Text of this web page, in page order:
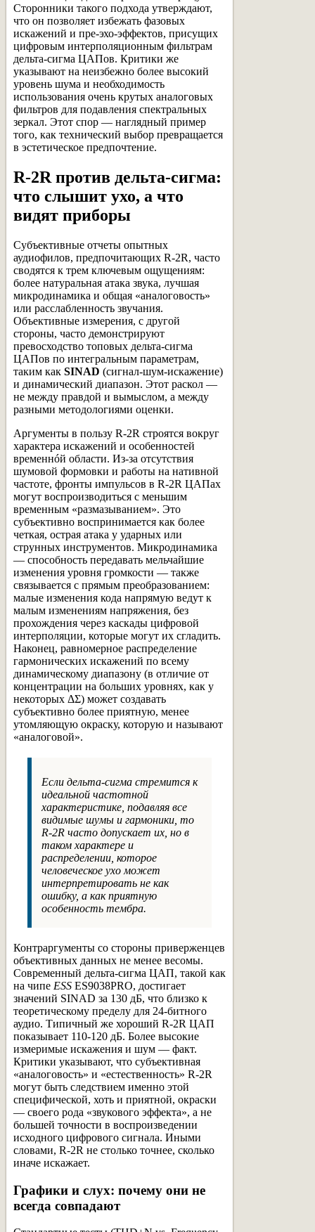
Сторонники такого подхода утверждают,
что он позволяет избежать фазовых
искажений и пре-эхо-эффектов, присущих
цифровым интерполяционным фильтрам
дельта-сигма ЦАПов. Критики же
указывают на неизбежно более высокий
уровень шума и необходимость
использования очень крутых аналоговых
фильтров для подавления спектральных
зеркал. Этот спор — наглядный пример
того, как технический выбор превращается
в эстетическое предпочтение.
R-2R против дельта-сигма:
что слышит ухо, а что
видят приборы
Субъективные отчеты опытных
аудиофилов, предпочитающих R-2R, часто
сводятся к трем ключевым ощущениям:
более натуральная атака звука, лучшая
микродинамика и общая «аналоговость»
или расслабленность звучания.
Объективные измерения, с другой
стороны, часто демонстрируют
превосходство топовых дельта-сигма
ЦАПов по интегральным параметрам,
таким как SINAD (сигнал-шум-искажение)
и динамический диапазон. Этот раскол —
не между правдой и вымыслом, а между
разными методологиями оценки.
Аргументы в пользу R-2R строятся вокруг
характера искажений и особенностей
временнóй области. Из-за отсутствия
шумовой формовки и работы на нативной
частоте, фронты импульсов в R-2R ЦАПах
могут воспроизводиться с меньшим
временным «размазыванием». Это
субъективно воспринимается как более
четкая, острая атака у ударных или
струнных инструментов. Микродинамика
— способность передавать мельчайшие
изменения уровня громкости — также
связывается с прямым преобразованием:
малые изменения кода напрямую ведут к
малым изменениям напряжения, без
прохождения через каскады цифровой
интерполяции, которые могут их сгладить.
Наконец, равномерное распределение
гармонических искажений по всему
динамическому диапазону (в отличие от
концентрации на больших уровнях, как у
некоторых ΔΣ) может создавать
субъективно более приятную, менее
утомляющую окраску, которую и называют
«аналоговой».
Если дельта-сигма стремится к
идеальной частотной
характеристике, подавляя все
видимые шумы и гармоники, то
R-2R часто допускает их, но в
таком характере и
распределении, которое
человеческое ухо может
интерпретировать не как
ошибку, а как приятную
особенность тембра.
Контраргументы со стороны приверженцев
объективных данных не менее весомы.
Современный дельта-сигма ЦАП, такой как
на чипе ESS ES9038PRO, достигает
значений SINAD за 130 дБ, что близко к
теоретическому пределу для 24-битного
аудио. Типичный же хороший R-2R ЦАП
показывает 110-120 дБ. Более высокие
измеримые искажения и шум — факт.
Критики указывают, что субъективная
«аналоговость» и «естественность» R-2R
могут быть следствием именно этой
специфической, хоть и приятной, окраски
— своего рода «звукового эффекта», а не
большей точности в воспроизведении
исходного цифрового сигнала. Иными
словами, R-2R не столько точнее, сколько
иначе искажает.
Графики и слух: почему они не
всегда совпадают